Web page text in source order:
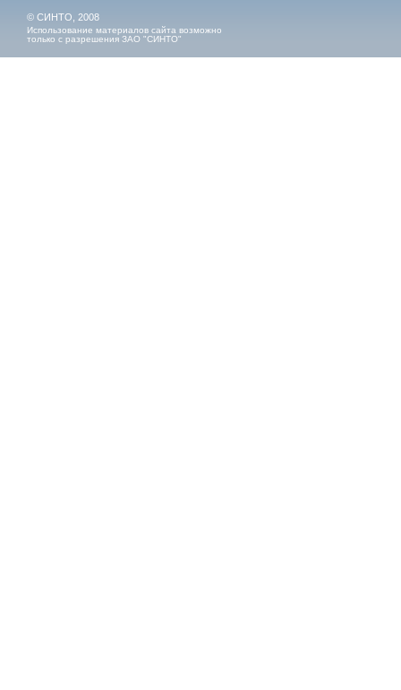
© СИНТО, 2008
Использование материалов сайта возможно
только с разрешения ЗАО "СИНТО"